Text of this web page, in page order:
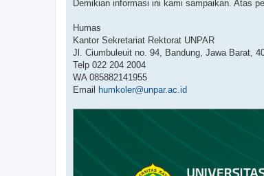
Demikian informasi ini kami sampaikan. Atas
Humas
Kantor Sekretariat Rektorat UNPAR
Jl. Ciumbuleuit no. 94, Bandung, Jawa Barat,
Telp 022 204 2004
WA 085882141955
Email
humkoler@unpar.ac.id